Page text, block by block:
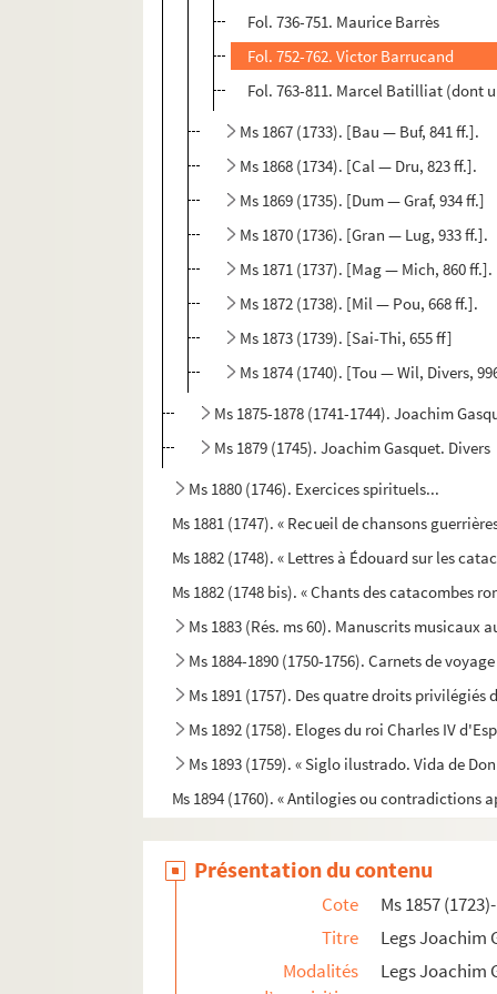
Fol. 736-751. Maurice Barrès
Fol. 752-762. Victor Barrucand
Fol. 763-811. Marcel Batilliat (dont
Ms 1867 (1733). [Bau — Buf, 841 ff.].
Ms 1868 (1734). [Cal — Dru, 823 ff.].
Ms 1869 (1735). [Dum — Graf, 934 ff.]
Ms 1870 (1736). [Gran — Lug, 933 ff.].
Ms 1871 (1737). [Mag — Mich, 860 ff.].
Ms 1872 (1738). [Mil — Pou, 668 ff.].
Ms 1873 (1739). [Sai-Thi, 655 ff]
Ms 1874 (1740). [Tou — Wil, Divers,
Ms 1875-1878 (1741-1744). Joachim
Ms 1879 (1745). Joachim Gasquet. Divers
Ms 1880 (1746). Exercices spirituels...
Ms 1881 (1747). « Recueil de chansons
Ms 1882 (1748). « Lettres à Édouard sur les
Ms 1882 (1748 bis). « Chants des catacombes
Ms 1883 (Rés. ms 60). Manuscrits musicaux
Ms 1884-1890 (1750-1756). Carnets de
Ms 1891 (1757). Des quatre droits
Ms 1892 (1758). Eloges du roi Charles IV
Ms 1893 (1759). « Siglo ilustrado. Vida de
Ms 1894 (1760). « Antilogies ou contradictions
Ms 1896 (1762). Officium proprium S.
Ms 1897 (1763). « Sermons pour l'Avent et le
Ms 1898 (1764). Mère Acarie du Saint-
Ms 1899 (1765). Remarques sur les lettres et
Présentation du contenu
Cote
Ms 1857
Titre
Legs Joachim
Modalités
Legs Joachim